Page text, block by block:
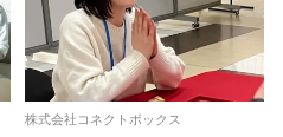
株式会社コネクトボックス